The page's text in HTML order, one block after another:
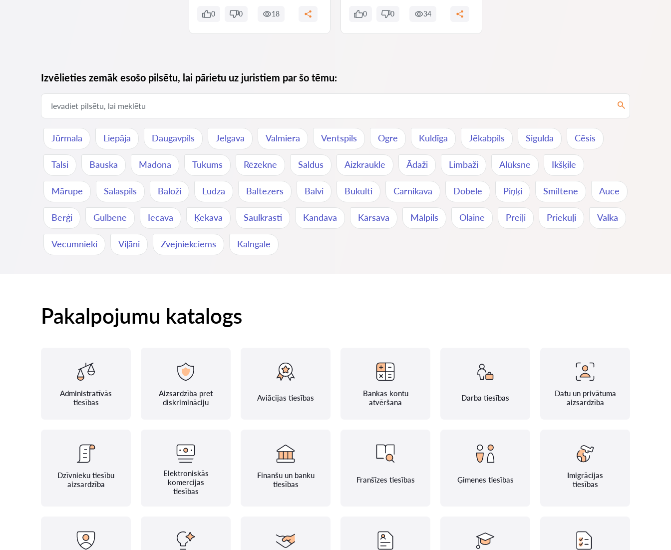
0 0 18 0 0 34
Izvēlieties zemāk esošo pilsētu, lai pārietu uz juristiem par šo tēmu:
Jūrmala Liepāja Daugavpils Jelgava Valmiera Ventspils Ogre Kuldīga Jēkabpils Sigulda Cēsis
Talsi Bauska Madona Tukums Rēzekne Saldus Aizkraukle Ādaži Limbaži Alūksne Ikšķile
Mārupe Salaspils Baloži Ludza Baltezers Balvi Bukulti Carnikava Dobele Piņķi Smiltene Auce
Berģi Gulbene Iecava Ķekava Saulkrasti Kandava Kārsava Mālpils Olaine Preiļi Priekuļi Valka
Vecumnieki Viļāni Zvejniekciems Kalngale
Pakalpojumu katalogs
Administratīvās
tiesības
Aizsardzība pret
diskrimināciju
Aviācijas tiesības
Bankas kontu
atvēršana
Darba tiesības
Datu un privātuma
aizsardzība
Dzīvnieku tiesību
aizsardzība
Elektroniskās
komercijas
tiesības
Finanšu un banku
tiesības
Franšīzes tiesības Ģimenes tiesības
Imigrācijas
tiesības